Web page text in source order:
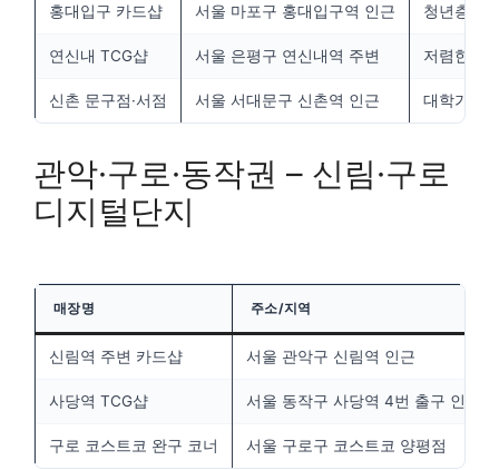
홍대입구 카드샵 서울 마포구 홍대입구역 인근 청년층 수
연신내 TCG샵 서울 은평구 연신내역 주변 저렴한 팩
신촌 문구점·서점 서울 서대문구 신촌역 인근 대학가 특
관악·구로·동작권 – 신림·구로
디지털단지
매장명 주소/지역
신림역 주변 카드샵 서울 관악구 신림역 인근
사당역 TCG샵 서울 동작구 사당역 4번 출구 인근
구로 코스트코 완구 코너 서울 구로구 코스트코 양평점